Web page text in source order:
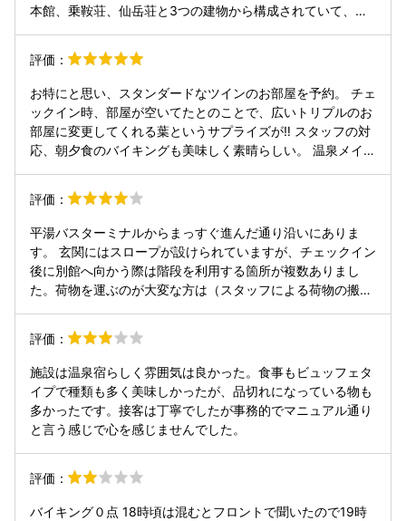
本館、乗鞍荘、仙岳荘と3つの建物から構成されていて、ウ
いので荷物がある人は要注意です。 スタッフさんの対応など
はよかったのですが、問題はお食事。。 お客さんの多くがイ
ンバウンドだからか、インバウンド向けに合わせたような食
事内容でした。 なぜ、岐阜の山間部にある温泉地で、刺身や
カニ、はたまた春巻きや肉まんがバイキングで出るのでしょ
うか？ 飛騨地域は牛肉や山菜、川魚など素敵な地のものがた
くさんあるはずなのに、一つもありません。 さらに、19時
めきっていました。 食事内容やクオリティは残念ですがゼロ
味しく、地のものを活かしたメニューを提供しています。ぜ
ひグループブランドから学んでください。
評価：
お特にと思い、スタンダードなツインのお部屋を予約。 チェ
ックイン時、部屋が空いてたとのことで、広いトリプルのお
部屋に変更してくれる葉というサプライズが‼︎ スタッフの対
応、朝夕食のバイキングも美味しく素晴らしい。 温泉メイン
どちらも入ったが、内風呂も天井高く全面ほぼ木造、露天も
それぞれ良さがあり、湯質も鉄分、少しの硫黄臭で最高でし
た。 また期待と思う素晴らしいホテルです。 残念なところ
は風呂は25時まで、朝5時から再開という事位でした。
評価：
平湯バスターミナルからまっすぐ進んだ通り沿いにありま
す。 玄関にはスロープが設けられていますが、チェックイン
後に別館へ向かう際は階段を利用する箇所が複数ありまし
た。荷物を運ぶのが大変な方は（スタッフによる荷物の搬送
ターでアクセスできるかを事前に確認しておくと安心です。
大浴場やフロント前の休憩スペースは清潔で居心地がよく、
ゆったり過ごせました。売店も充実しており、飲み物やお土
産の種類が豊富でした。 平湯温泉は到着時間によっては外食
が難しいこともあるため、ホテルの食事付きプランはとても
助かりました。お食事会場は地下にありましたが、窓越しに
手入れされた庭を眺めることができ、落ち着いた雰囲気でし
間に余裕をもって利用されるのがおすすめです。
評価：
施設は温泉宿らしく雰囲気は良かった。食事もビュッフェタ
イプで種類も多く美味しかったが、品切れになっている物も
多かったです。接客は丁寧でしたが事務的でマニュアル通り
と言う感じで心を感じませんでした。
評価：
バイキング０点 18時頃は混むとフロントで聞いたので19時